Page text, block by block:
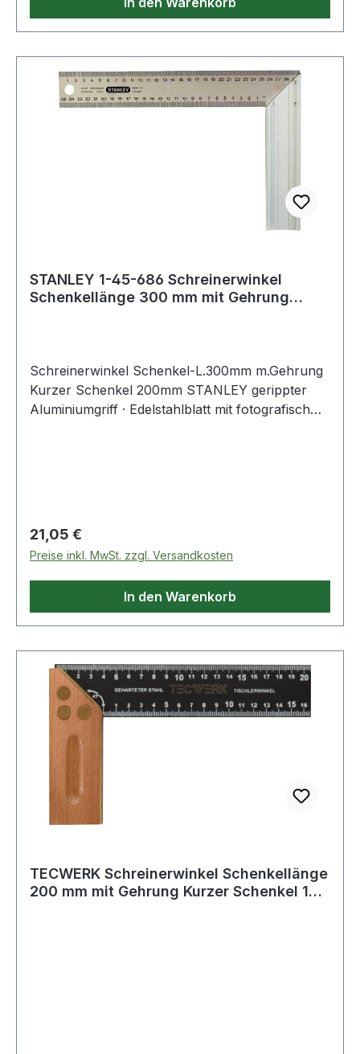
STANLEY 1-45-686 Schreinerwinkel
Schenkellänge 300 mm mit Gehrung
Schreinerwinkel Schenkel-L.300mm m.Gehrung
Kurzer Schenkel 200mm STANLEY gerippter
Aluminiumgriff · Edelstahlblatt mit fotografisch
Regulärer Preis:
21,05 €
Preise inkl. MwSt. zzgl. Versandkosten
In den Warenkorb
TECWERK Schreinerwinkel Schenkellänge
200 mm mit Gehrung Kurzer Schenkel 130